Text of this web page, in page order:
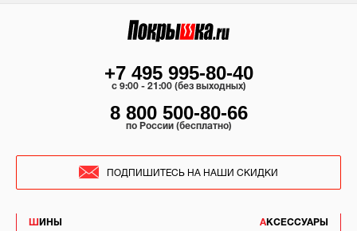
ШИНЫ
АКСЕССУАРЫ
+7 495 995-80-40
c 9:00 - 21:00 (без выходных)
8 800 500-80-66
по России (бесплатно)
ПОДПИШИТЕСЬ НА НАШИ СКИДКИ